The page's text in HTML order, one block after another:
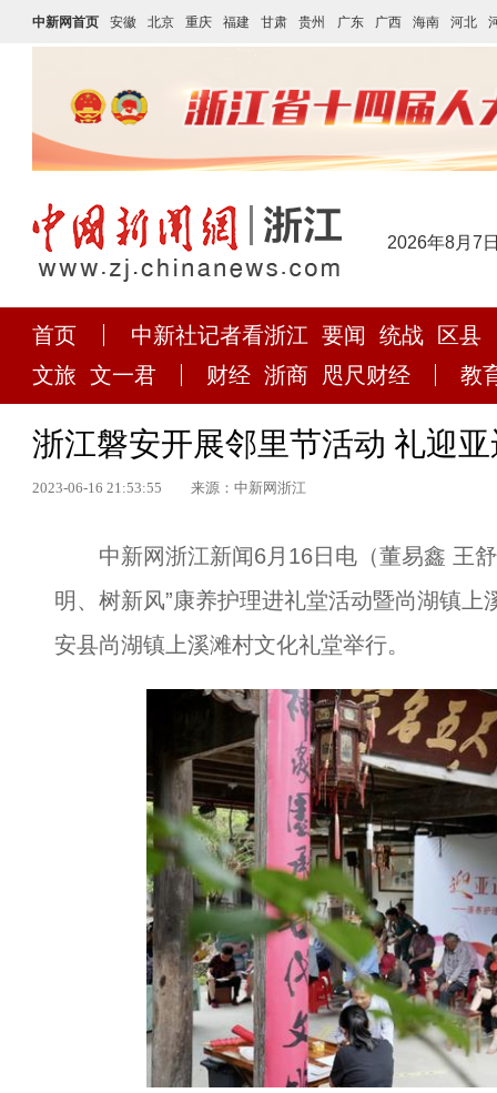
中新网首页 安徽 北京 重庆 福建 甘肃 贵州 广东 广西 海南 河北
2026年8月7
首页 中新社记者看浙江 要闻 统战
区县
文旅 文一君 财经 浙商 咫尺财经 教
浙江磐安开展邻里节活动 礼迎亚
2023-06-16 21:53:55 来源：中新网浙江
中新网浙江新闻6月16日电（董易鑫 王舒
明、树新风”康养护理进礼堂活动暨尚湖镇
安县尚湖镇上溪滩村文化礼堂举行。